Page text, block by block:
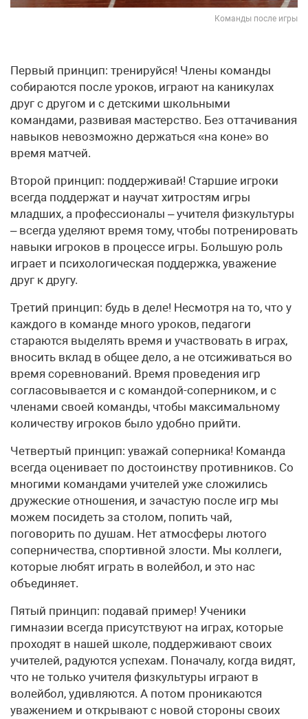
Команды после игры
Первый принцип: тренируйся! Члены команды
собираются после уроков, играют на каникулах
друг с другом и с детскими школьными
командами, развивая мастерство. Без оттачивания
навыков невозможно держаться «на коне» во
время матчей.
Второй принцип: поддерживай! Старшие игроки
всегда поддержат и научат хитростям игры
младших, а профессионалы – учителя физкультуры
– всегда уделяют время тому, чтобы потренировать
навыки игроков в процессе игры. Большую роль
играет и психологическая поддержка, уважение
друг к другу.
Третий принцип: будь в деле! Несмотря на то, что у
каждого в команде много уроков, педагоги
стараются выделять время и участвовать в играх,
вносить вклад в общее дело, а не отсиживаться во
время соревнований. Время проведения игр
согласовывается и с командой-соперником, и с
членами своей команды, чтобы максимальному
количеству игроков было удобно прийти.
Четвертый принцип: уважай соперника! Команда
всегда оценивает по достоинству противников. Со
многими командами учителей уже сложились
дружеские отношения, и зачастую после игр мы
можем посидеть за столом, попить чай,
поговорить по душам. Нет атмосферы лютого
соперничества, спортивной злости. Мы коллеги,
которые любят играть в волейбол, и это нас
объединяет.
Пятый принцип: подавай пример! Ученики
гимназии всегда присутствуют на играх, которые
проходят в нашей школе, поддерживают своих
учителей, радуются успехам. Поначалу, когда видят,
что не только учителя физкультуры играют в
волейбол, удивляются. А потом проникаются
уважением и открывают с новой стороны своих